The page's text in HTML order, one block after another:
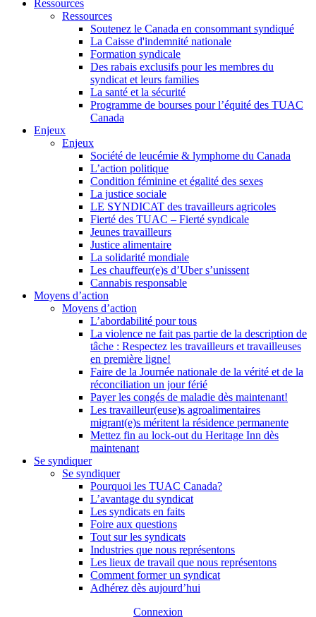
Ressources
Ressources
Soutenez le Canada en consommant syndiqué
La Caisse d'indemnité nationale
Formation syndicale
Des rabais exclusifs pour les membres du
syndicat et leurs families
La santé et la sécurité
Programme de bourses pour l’équité des TUAC
Canada
Enjeux
Enjeux
Société de leucémie & lymphome du Canada
L’action politique
Condition féminine et égalité des sexes
La justice sociale
LE SYNDICAT des travailleurs agricoles
Fierté des TUAC – Fierté syndicale
Jeunes travailleurs
Justice alimentaire
La solidarité mondiale
Les chauffeur(e)s d’Uber s’unissent
Cannabis responsable
Moyens d’action
Moyens d’action
L’abordabilité pour tous
La violence ne fait pas partie de la description de
tâche : Respectez les travailleurs et travailleuses
en première ligne!
Faire de la Journée nationale de la vérité et de la
réconciliation un jour férié
Payer les congés de maladie dès maintenant!
Les travailleur(euse)s agroalimentaires
migrant(e)s méritent la résidence permanente
Mettez fin au lock-out du Heritage Inn dès
maintenant
Se syndiquer
Se syndiquer
Pourquoi les TUAC Canada?
L’avantage du syndicat
Les syndicats en faits
Foire aux questions
Tout sur les syndicats
Industries que nous représentons
Les lieux de travail que nous représentons
Comment former un syndicat
Adhérez dès aujourd’hui
Connexion